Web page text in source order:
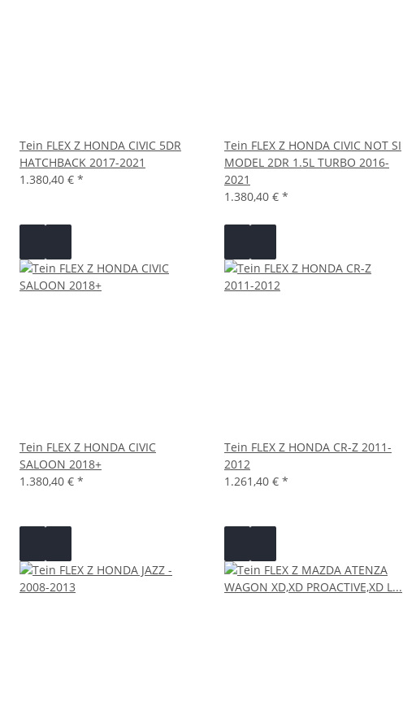
Tein FLEX Z HONDA CIVIC 5DR
HATCHBACK 2017-2021
1.380,40 € *
Tein FLEX Z HONDA CIVIC NOT SI
MODEL 2DR 1.5L TURBO 2016-
2021
1.380,40 € *
Tein FLEX Z HONDA CIVIC
SALOON 2018+
1.380,40 € *
Tein FLEX Z HONDA CR-Z 2011-
2012
1.261,40 € *